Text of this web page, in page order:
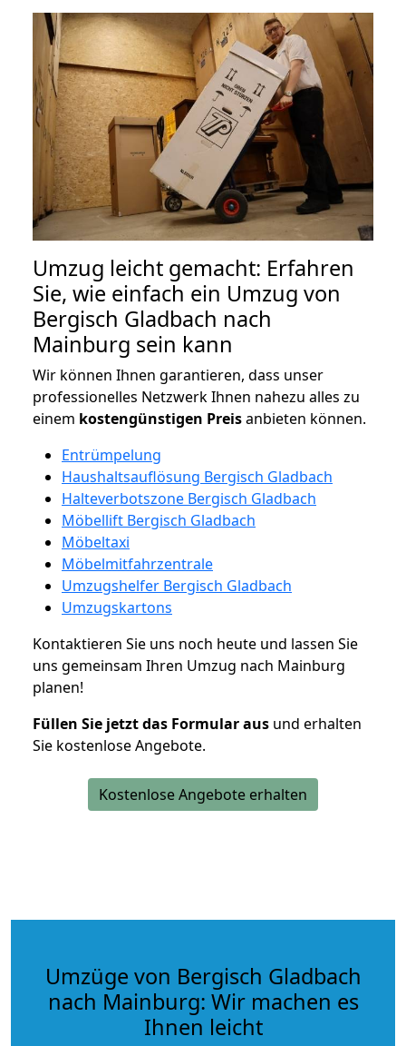
Umzug leicht gemacht: Erfahren
Sie, wie einfach ein Umzug von
Bergisch Gladbach nach
Mainburg sein kann
Wir können Ihnen garantieren, dass unser
professionelles Netzwerk Ihnen nahezu alles zu
einem kostengünstigen Preisanbieten können.
Entrümpelung
Haushaltsauflösung Bergisch Gladbach
Halteverbotszone Bergisch Gladbach
Möbellift Bergisch Gladbach
Möbeltaxi
Möbelmitfahrzentrale
Umzugshelfer Bergisch Gladbach
Umzugskartons
Kontaktieren Sie uns noch heute und lassen Sie
uns gemeinsam Ihren Umzug nach Mainburg
planen!
Füllen Sie jetzt das Formular aus und erhalten
Sie kostenlose Angebote.
Kostenlose Angebote erhalten
Umzüge von Bergisch Gladbach
nach Mainburg: Wir machen es
Ihnen leicht